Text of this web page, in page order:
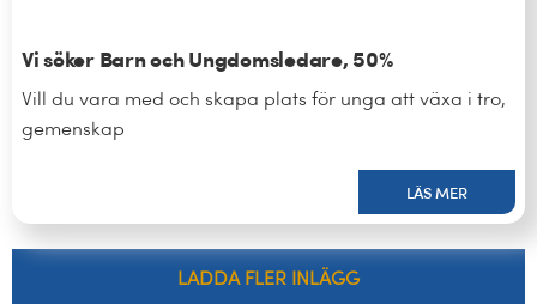
Vi söker Barn och Ungdomsledare, 50%
Vill du vara med och skapa plats för unga att växa i tro,
gemenskap
LÄS MER
LADDA FLER INLÄGG